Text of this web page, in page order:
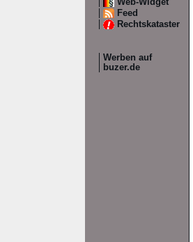
Web-Widget
Feed
Rechtskataster
Werben auf
buzer.de